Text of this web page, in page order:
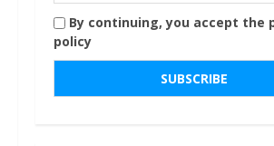
By continuing, you accept the
policy